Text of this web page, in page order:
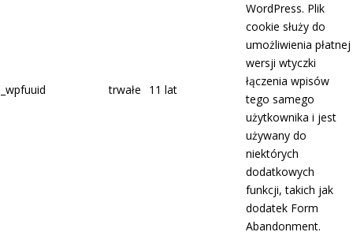
_wpfuuid trwałe 11 lat
WordPress. Plik
cookie służy do
umożliwienia płatnej
wersji wtyczki
łączenia wpisów
tego samego
użytkownika i jest
używany do
niektórych
dodatkowych
funkcji, takich jak
dodatek Form
Abandonment.